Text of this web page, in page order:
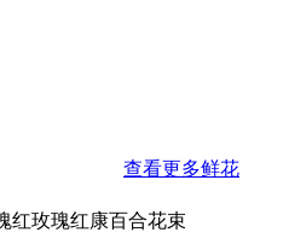
查看更多鲜花